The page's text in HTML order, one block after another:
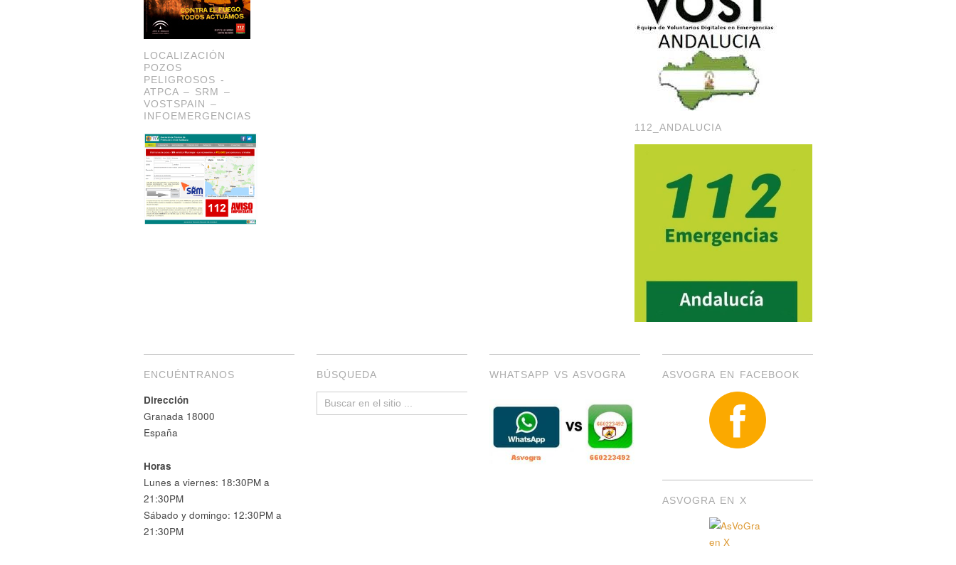
LOCALIZACIÓN
POZOS
PELIGROSOS -
ATPCA – SRM –
VOSTSPAIN –
INFOEMERGENCIAS
112_ANDALUCIA
ENCUÉNTRANOS
Dirección
Granada 18000
España
Horas
Lunes a viernes: 18:30PM a
21:30PM
Sábado y domingo: 12:30PM a
21:30PM
BÚSQUEDA WHATSAPP VS ASVOGRA ASVOGRA EN FACEBOOK
ASVOGRA EN X